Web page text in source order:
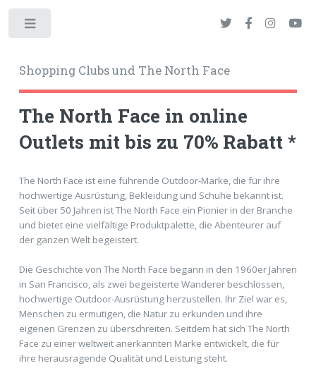
Shopping Clubs und The North Face
The North Face in online
Outlets mit bis zu 70% Rabatt *
The North Face ist eine führende Outdoor-Marke, die für ihre
hochwertige Ausrüstung, Bekleidung und Schuhe bekannt ist.
Seit über 50 Jahren ist The North Face ein Pionier in der Branche
und bietet eine vielfältige Produktpalette, die Abenteurer auf
der ganzen Welt begeistert.
Die Geschichte von The North Face begann in den 1960er Jahren
in San Francisco, als zwei begeisterte Wanderer beschlossen,
hochwertige Outdoor-Ausrüstung herzustellen. Ihr Ziel war es,
Menschen zu ermutigen, die Natur zu erkunden und ihre
eigenen Grenzen zu überschreiten. Seitdem hat sich The North
Face zu einer weltweit anerkannten Marke entwickelt, die für
ihre herausragende Qualität und Leistung steht.